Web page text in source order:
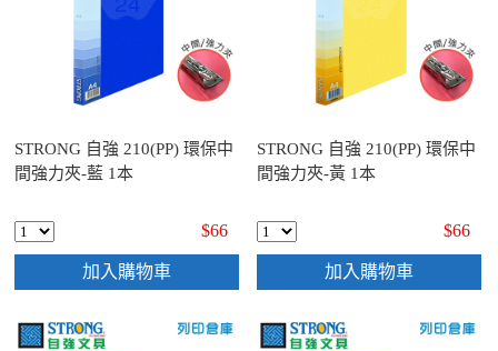
STRONG 自強 210(PP) 環保中
間強力夾-藍 1本
$66
加入購物車
STRONG 自強 210(PP) 環保中
間強力夾-黃 1本
$66
加入購物車